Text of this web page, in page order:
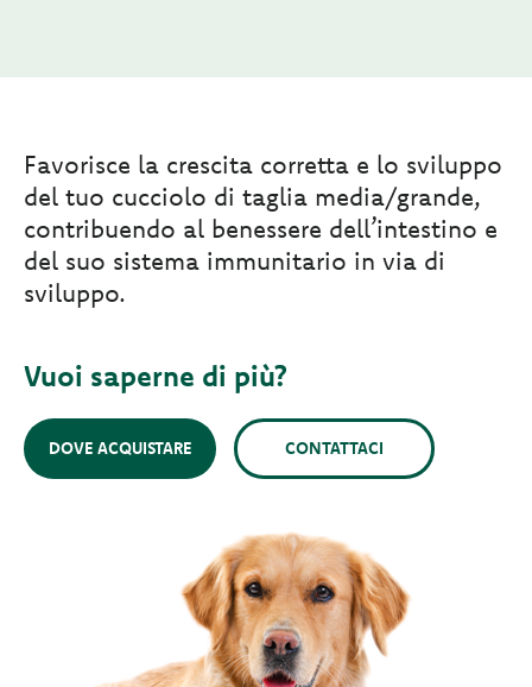
Favorisce la crescita corretta e lo sviluppo
del tuo cucciolo di taglia media/grande,
contribuendo al benessere dell’intestino e
del suo sistema immunitario in via di
sviluppo.
Vuoi saperne di più?
DOVE ACQUISTARE CONTATTACI